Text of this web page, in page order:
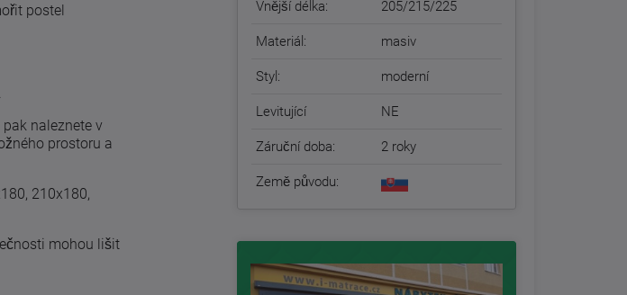
postel
pak naleznete v
prostoru a
210x180,
mohou lišit
Vnější délka: 205/215/225
Materiál: masiv
Styl: moderní
Levitující NE
Záruční doba: 2 roky
Země původu: